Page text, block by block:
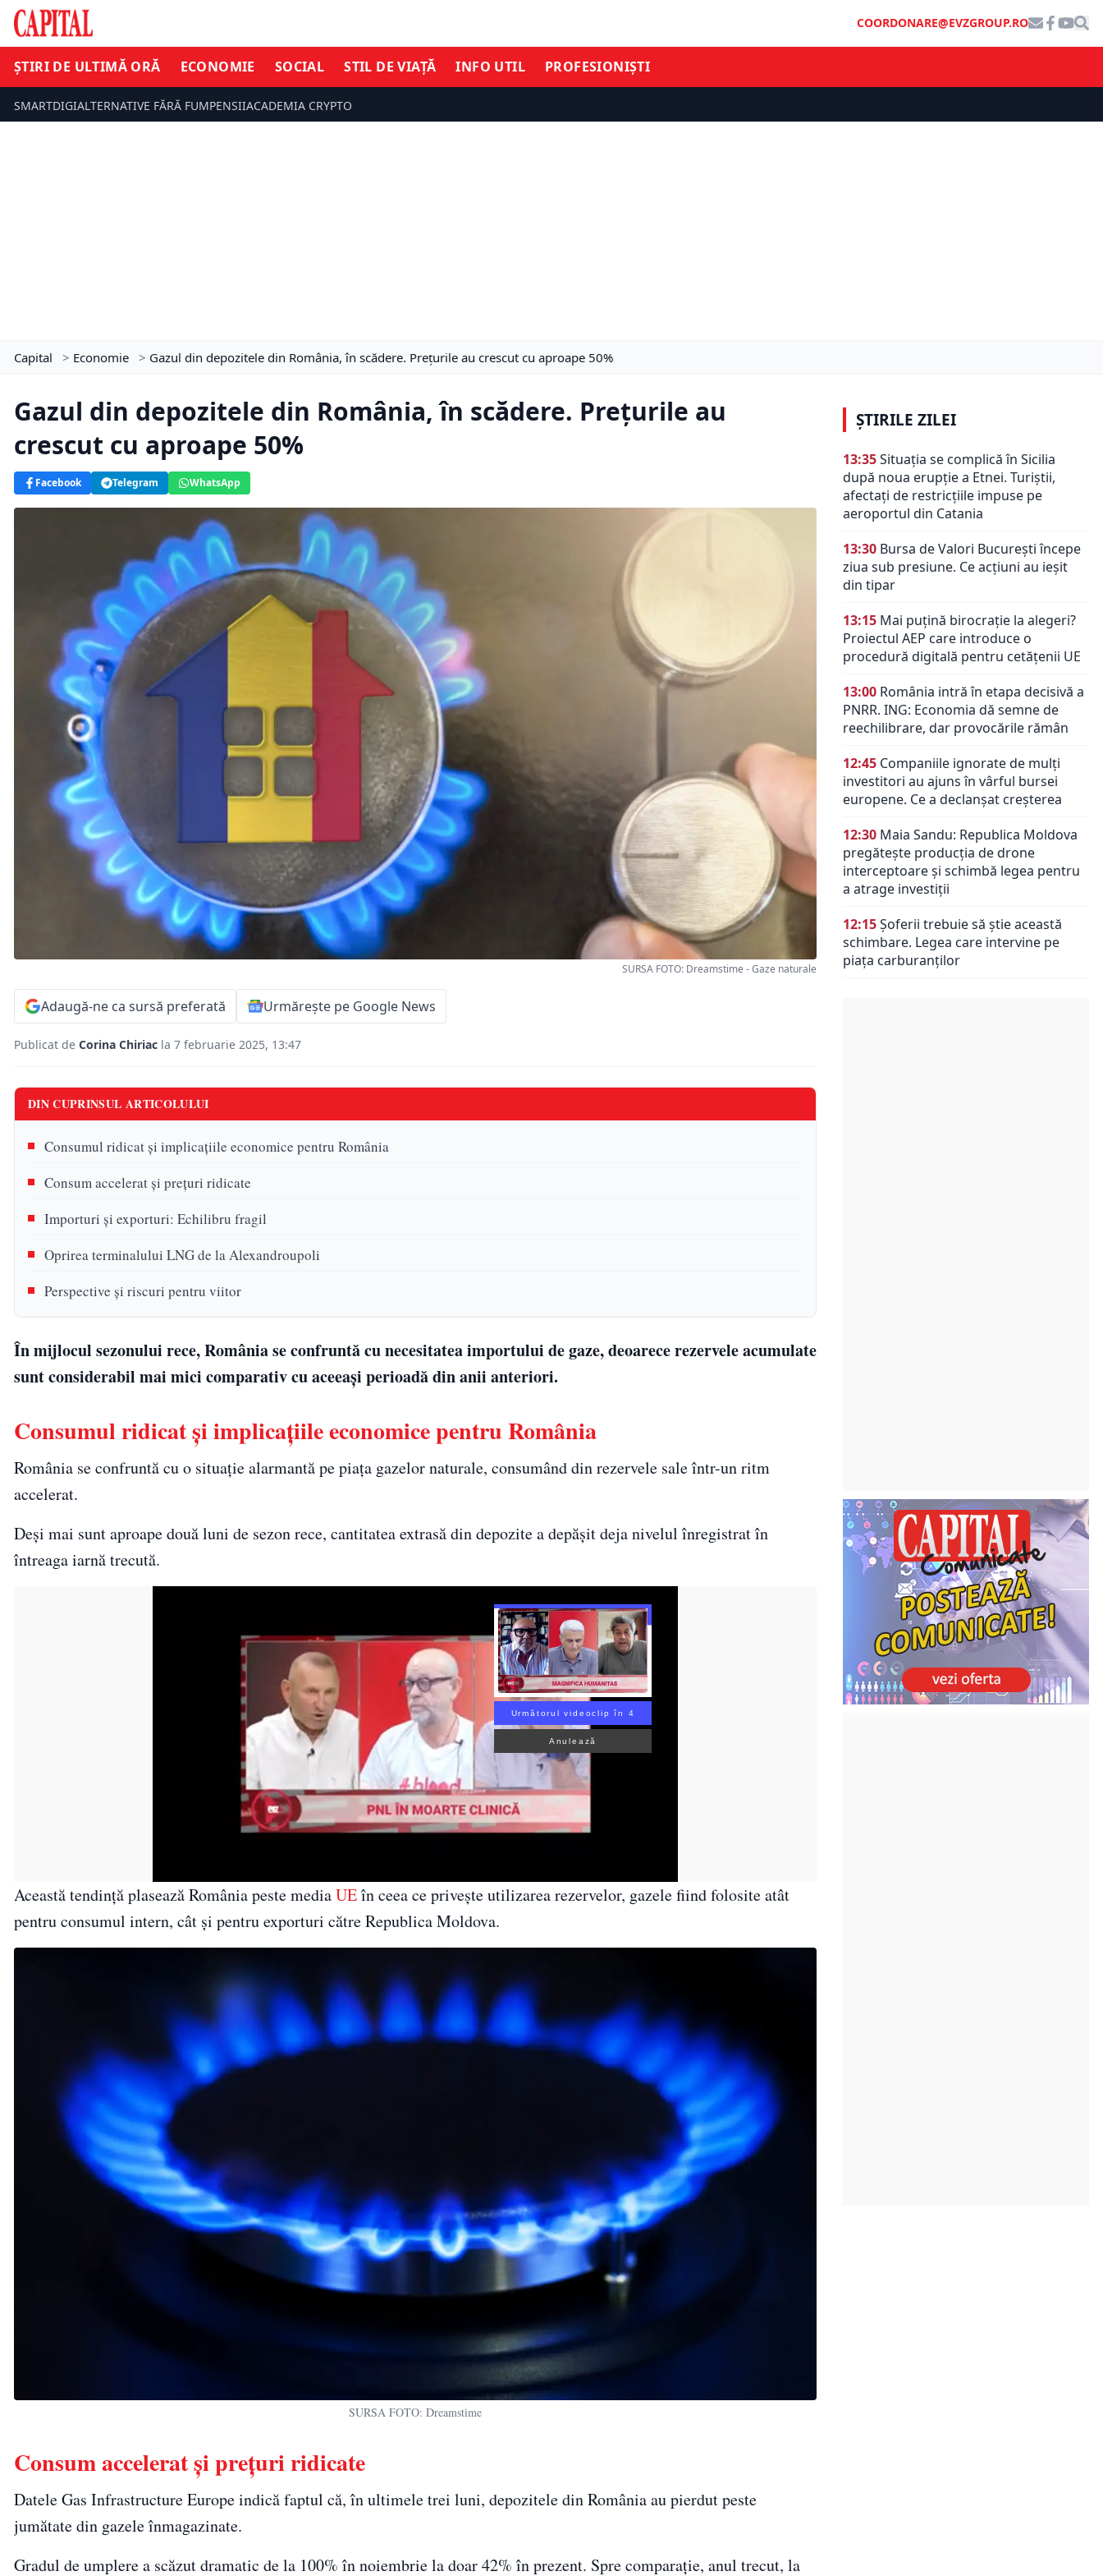
COORDONARE@EVZGROUP.RO
ȘTIRI DE ULTIMĂ ORĂ ECONOMIE SOCIAL STIL DE VIAȚĂ INFO UTIL PROFESIONIȘTI
SMARTDIGIALTERNATIVE FĂRĂ FUMPENSIIACADEMIA CRYPTO
Capital > Economie > Gazul din depozitele din România, în scădere. Prețurile au crescut cu aproape 50%
Gazul din depozitele din România, în scădere. Prețurile au
crescut cu aproape 50%
Facebook Telegram WhatsApp
SURSA FOTO: Dreamstime - Gaze naturale
Adaugă-ne ca sursă preferată Urmărește pe Google News
Publicat de Corina Chiriac la 7 februarie 2025, 13:47
DIN CUPRINSUL ARTICOLULUI
Consumul ridicat și implicațiile economice pentru România
Consum accelerat și prețuri ridicate
Importuri și exporturi: Echilibru fragil
Oprirea terminalului LNG de la Alexandroupoli
Perspective și riscuri pentru viitor
În mijlocul sezonului rece, România se confruntă cu necesitatea importului de gaze, deoarece rezervele acumulate
sunt considerabil mai mici comparativ cu aceeași perioadă din anii anteriori.
Consumul ridicat și implicațiile economice pentru România
România se confruntă cu o situație alarmantă pe piața gazelor naturale, consumând din rezervele sale într-un ritm
accelerat.
Deși mai sunt aproape două luni de sezon rece, cantitatea extrasă din depozite a depășit deja nivelul înregistrat în
întreaga iarnă trecută.
Următorul videoclip în 3
Anulează
Această tendință plasează România peste mediaUEîn ceea ce privește utilizarea rezervelor, gazele fiind folosite atât
pentru consumul intern, cât și pentru exporturi către Republica Moldova.
SURSA FOTO: Dreamstime
Consum accelerat și prețuri ridicate
Datele Gas Infrastructure Europe indică faptul că, în ultimele trei luni, depozitele din România au pierdut peste
jumătate din gazele înmagazinate.
Gradul de umplere a scăzut dramatic de la 100% în noiembrie la doar 42% în prezent. Spre comparație, anul trecut, la
ȘTIRILE ZILEI
13:35Situația se complică în Sicilia
după noua erupție a Etnei. Turiștii,
afectați de restricțiile impuse pe
aeroportul din Catania
13:30 Bursa de Valori București începe
ziua sub presiune. Ce acțiuni au ieșit
din tipar
13:15 Mai puțină birocrație la alegeri?
Proiectul AEP care introduce o
procedură digitală pentru cetățenii UE
13:00 România intră în etapa decisivă a
PNRR. ING: Economia dă semne de
reechilibrare, dar provocările rămân
12:45 Companiile ignorate de mulți
investitori au ajuns în vârful bursei
europene. Ce a declanșat creșterea
12:30 Maia Sandu: Republica Moldova
pregătește producția de drone
interceptoare și schimbă legea pentru
a atrage investiții
12:15Șoferii trebuie să știe această
schimbare. Legea care intervine pe
piața carburanților